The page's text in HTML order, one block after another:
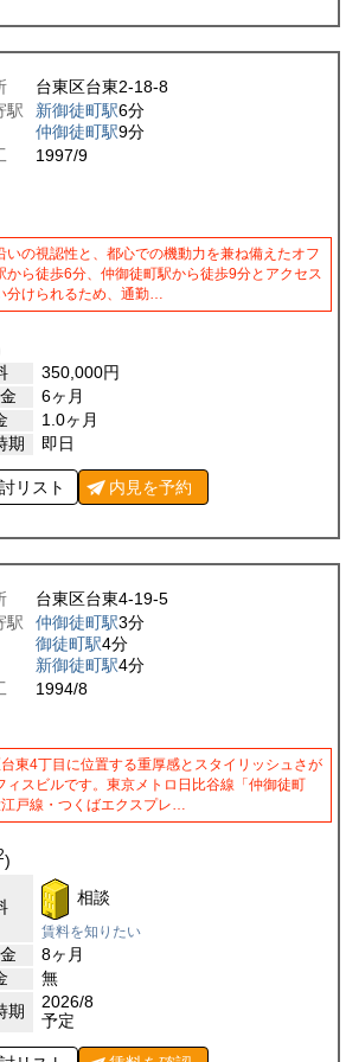
台東区台東2-18-8
駅
新御徒町駅6分
仲御徒町駅9分
1997/9
いの視認性と、都心での機動力を兼ね備えたオフ
から徒歩6分、仲御徒町駅から徒歩9分とアクセス
分けられるため、通勤…
350,000円
6ヶ月
1.0ヶ月
期
即日
リスト 内見を予約
台東区台東4-19-5
駅
仲御徒町駅3分
御徒町駅4分
新御徒町駅4分
1994/8
台東4丁目に位置する重厚感とスタイリッシュさが
ィスビルです。東京メトロ日比谷線「仲御徒町
戸線・つくばエクスプレ…
)
相談
賃料を知りたい
8ヶ月
無
期
2026/8
予定